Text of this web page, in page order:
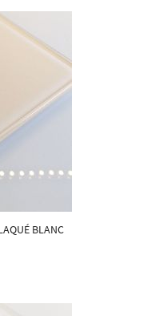
BLANC